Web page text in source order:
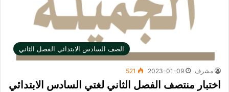
الصف السادس الابتدائي الفصل الثاني
مشرف 2023-01-09
521
اختبار منتصف الفصل الثاني لغتي السادس الابتدائي